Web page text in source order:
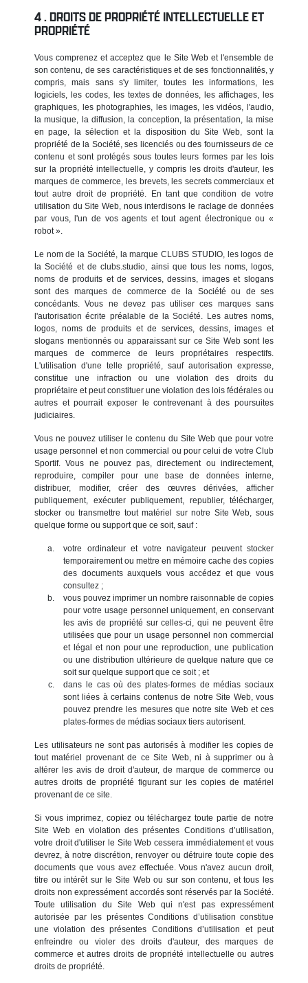
DROITS DE PROPRIÉTÉ INTELLECTUELLE ET
PROPRIÉTÉ
Vous comprenez et acceptez que le Site Web et l'ensemble de
son contenu, de ses caractéristiques et de ses fonctionnalités, y
compris, mais sans s'y limiter, toutes les informations, les
logiciels, les codes, les textes de données, les affichages, les
graphiques, les photographies, les images, les vidéos, l'audio,
la musique, la diffusion, la conception, la présentation, la mise
en page, la sélection et la disposition du Site Web, sont la
propriété de la Société, ses licenciés ou des fournisseurs de ce
contenu et sont protégés sous toutes leurs formes par les lois
sur la propriété intellectuelle, y compris les droits d'auteur, les
marques de commerce, les brevets, les secrets commerciaux et
tout autre droit de propriété. En tant que condition de votre
utilisation du Site Web, nous interdisons le raclage de données
par vous, l'un de vos agents et tout agent électronique ou «
robot ».
Le nom de la Société, la marque CLUBS STUDIO, les logos de
la Société et de clubs.studio, ainsi que tous les noms, logos,
noms de produits et de services, dessins, images et slogans
sont des marques de commerce de la Société ou de ses
concédants. Vous ne devez pas utiliser ces marques sans
l'autorisation écrite préalable de la Société. Les autres noms,
logos, noms de produits et de services, dessins, images et
slogans mentionnés ou apparaissant sur ce Site Web sont les
marques de commerce de leurs propriétaires respectifs.
L'utilisation d'une telle propriété, sauf autorisation expresse,
constitue une infraction ou une violation des droits du
propriétaire et peut constituer une violation des lois fédérales ou
autres et pourrait exposer le contrevenant à des poursuites
judiciaires.
Vous ne pouvez utiliser le contenu du Site Web que pour votre
usage personnel et non commercial ou pour celui de votre Club
Sportif. Vous ne pouvez pas, directement ou indirectement,
reproduire, compiler pour une base de données interne,
distribuer, modifier, créer des œuvres dérivées, afficher
publiquement, exécuter publiquement, republier, télécharger,
stocker ou transmettre tout matériel sur notre Site Web, sous
quelque forme ou support que ce soit, sauf :
votre ordinateur et votre navigateur peuvent stocker
temporairement ou mettre en mémoire cache des copies
des documents auxquels vous accédez et que vous
consultez ;
vous pouvez imprimer un nombre raisonnable de copies
pour votre usage personnel uniquement, en conservant
les avis de propriété sur celles-ci, qui ne peuvent être
utilisées que pour un usage personnel non commercial
et légal et non pour une reproduction, une publication
ou une distribution ultérieure de quelque nature que ce
soit sur quelque support que ce soit ; et
dans le cas où des plates-formes de médias sociaux
sont liées à certains contenus de notre Site Web, vous
pouvez prendre les mesures que notre site Web et ces
plates-formes de médias sociaux tiers autorisent.
Les utilisateurs ne sont pas autorisés à modifier les copies de
tout matériel provenant de ce Site Web, ni à supprimer ou à
altérer les avis de droit d'auteur, de marque de commerce ou
autres droits de propriété figurant sur les copies de matériel
provenant de ce site.
Si vous imprimez, copiez ou téléchargez toute partie de notre
Site Web en violation des présentes Conditions d’utilisation,
votre droit d'utiliser le Site Web cessera immédiatement et vous
devrez, à notre discrétion, renvoyer ou détruire toute copie des
documents que vous avez effectuée. Vous n'avez aucun droit,
titre ou intérêt sur le Site Web ou sur son contenu, et tous les
droits non expressément accordés sont réservés par la Société.
Toute utilisation du Site Web qui n'est pas expressément
autorisée par les présentes Conditions d’utilisation constitue
une violation des présentes Conditions d’utilisation et peut
enfreindre ou violer des droits d'auteur, des marques de
commerce et autres droits de propriété intellectuelle ou autres
droits de propriété.